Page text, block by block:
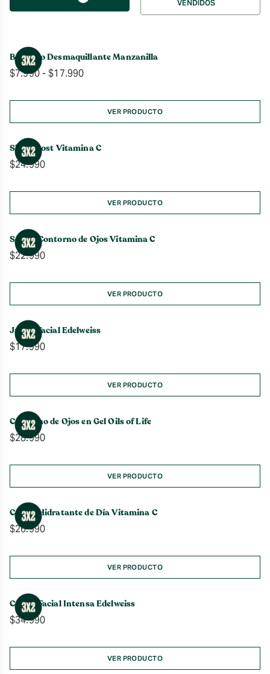
por
VENDIDOS
Bálsamo Desmaquillante Manzanilla
$7.990- $17.990Rango
precios:
desde
$7.990
$17.990
VER PRODUCTO
Skin Boost Vitamina C
$24.990
VER PRODUCTO
Sérum Contorno de Ojos Vitamina C
$22.990
VER PRODUCTO
Jabón Facial Edelweiss
$17.990
VER PRODUCTO
Contorno de Ojos en Gel Oils of Life
$28.990
VER PRODUCTO
Crema Hidratante de Día Vitamina C
$26.990
VER PRODUCTO
Crema Facial Intensa Edelweiss
$34.990
VER PRODUCTO